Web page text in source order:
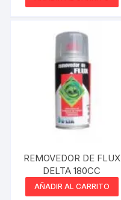
ALTO RENDIMIENTO
REMOVEDOR DE FLUX
DELTA 180CC
AÑADIR AL CARRITO